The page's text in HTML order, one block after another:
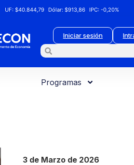
UF:$40.844,79 Dólar:$913,86 IPC:-0,20%
Iniciar sesión
Programas
3 de Marzo de 2026